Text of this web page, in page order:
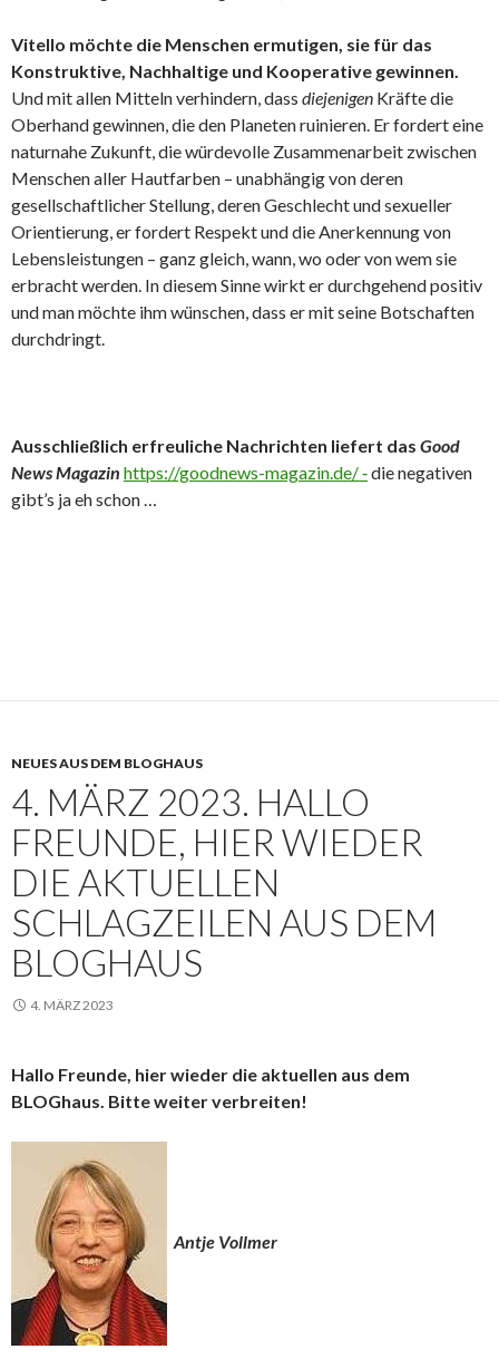
Vitello möchte die Menschen ermutigen, sie für das
Konstruktive, Nachhaltige und Kooperative gewinnen.
Und mit allen Mitteln verhindern, dass diejenigen Kräfte die
Oberhand gewinnen, die den Planeten ruinieren. Er fordert eine
naturnahe Zukunft, die würdevolle Zusammenarbeit zwischen
Menschen aller Hautfarben – unabhängig von deren
gesellschaftlicher Stellung, deren Geschlecht und sexueller
Orientierung, er fordert Respekt und die Anerkennung von
Lebensleistungen – ganz gleich, wann, wo oder von wem sie
erbracht werden. In diesem Sinne wirkt er durchgehend positiv
und man möchte ihm wünschen, dass er mit seine Botschaften
durchdringt.
Ausschließlich erfreuliche Nachrichten liefert das Good
News Magazin https://goodnews-magazin.de/ ‑die negativen
gibt’s ja eh schon …
NEUES AUS DEM BLOGHAUS
4. MÄRZ 2023. HALLO
FREUNDE, HIER WIEDER
DIE AKTUELLEN
SCHLAGZEILEN AUS DEM
BLOGHAUS
4. MÄRZ 2023
Hallo Freunde, hier wieder die aktuellen aus dem
BLOGhaus. Bitte weiter verbreiten!
Antje Vollmer